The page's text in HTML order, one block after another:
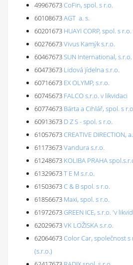
49967673CoFin, spol. s r.o.
60108673AGT a. s.
60201673 HUAYI CORP, spol. s
60276673Vivus Kamýk s.r.o.
60467673SUN International, s.r.o.
60473673 Lidová jídelna s.r.o.
60716673 EX OLYMP, s.r.o.
60745673 FALCO s.r.o. v likvidaci
60774673 Bárta a Cihlář, spol. s
60913673 D Z S - spol. s r.o.
61057673CREATIVE DIRECTION,
61173673Vandura s.r.o.
61248673 KOLIBA PRAHA
61329673T E M s.r.o.
61503673C & B spol. s r.o.
61856673 Maxi, spol. s r.o.
61972673GREEN ICE, s.r.o. 'v
62029673VK LOŽISKA s.r.o.
62064673Color Car, společnost
(s.r.o.)